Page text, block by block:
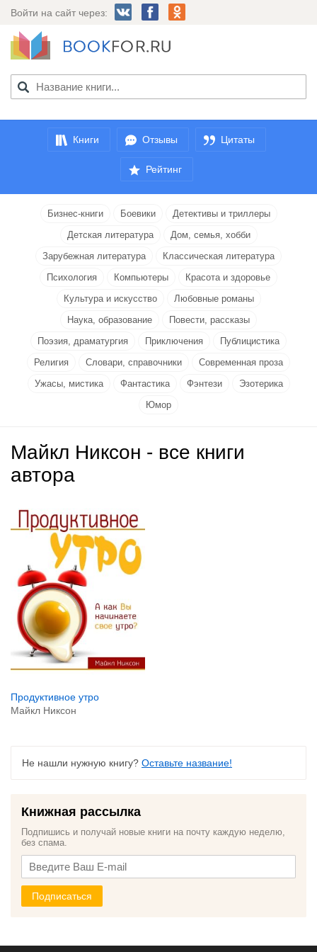
Войти на сайт через:
Книги Отзывы Цитаты
Рейтинг
Бизнес-книги Боевики
Детективы и триллеры
Детская литература
Дом, семья, хобби
Зарубежная литература
Классическая литература
Психология
Компьютеры
Красота и здоровье
Культура и искусство
Любовные романы
Наука, образование
Повести, рассказы
Поэзия, драматургия
Приключения
Публицистика
Религия
Словари, справочники
Современная проза
Ужасы, мистика
Фантастика Фэнтези
Эзотерика
Юмор
Майкл Никсон - все книги
автора
Продуктивное утро
Майкл Никсон
Не нашли нужную книгу? Оставьте название!
Книжная рассылка
Подпишись и получай новые книги на почту каждую неделю,
без спама.
Подписаться